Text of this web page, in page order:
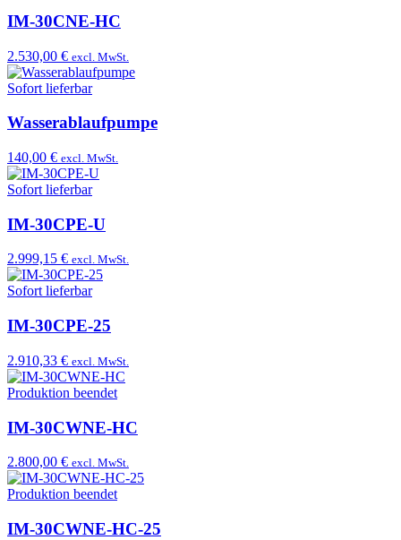
IM-30CNE-HC
2.530,00 € excl. MwSt.
Sofort lieferbar
Wasserablaufpumpe
140,00 € excl. MwSt.
Sofort lieferbar
IM-30CPE-U
2.999,15 € excl. MwSt.
Sofort lieferbar
IM-30CPE-25
2.910,33 € excl. MwSt.
Produktion beendet
IM-30CWNE-HC
2.800,00 € excl. MwSt.
Produktion beendet
IM-30CWNE-HC-25